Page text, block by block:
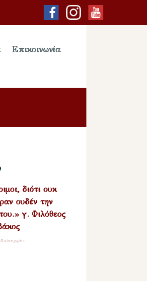
Επικοινωνία
διότι ουκ
ουδέν την
γ. Φιλόθεος